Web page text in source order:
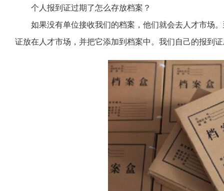
个人报到证过期了怎么存放档案？
如果没有单位接收我们的档案，他们就会去人才市场
证放在人才市场，并把它添加到档案中。我们自己的报到